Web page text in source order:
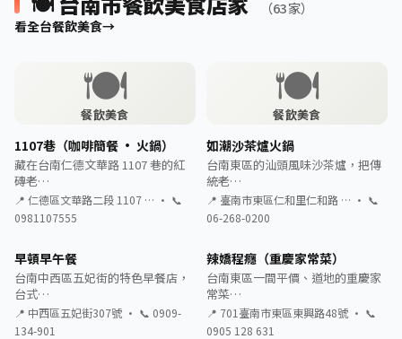
（63 家）
看全台餐飲美食
🍽️
餐飲美食
1107巷（咖啡簡餐 · 火鍋）
藏在台南仁德文華路 1107 巷的紅
磚老…
📍 仁德區文華路二段 1107 … · 📞
0981107555
🍽️
餐飲美食
如潮沙茶爐火鍋
台南東區的汕頭風味沙茶爐，把傳
統老…
📍 臺南市東區仁和里仁和路 … · 📞
06-268-0200
早頓早午餐
台南中西區五妃街的特色早餐店，
台式…
📍 中西區五妃街307號 · 📞 0909-
134-901
辣嬌程癮（重慶家常菜）
台南東區一間平價、道地的重慶家
常菜…
📍 701臺南市東區東興路48號 · 📞
0905 128 631